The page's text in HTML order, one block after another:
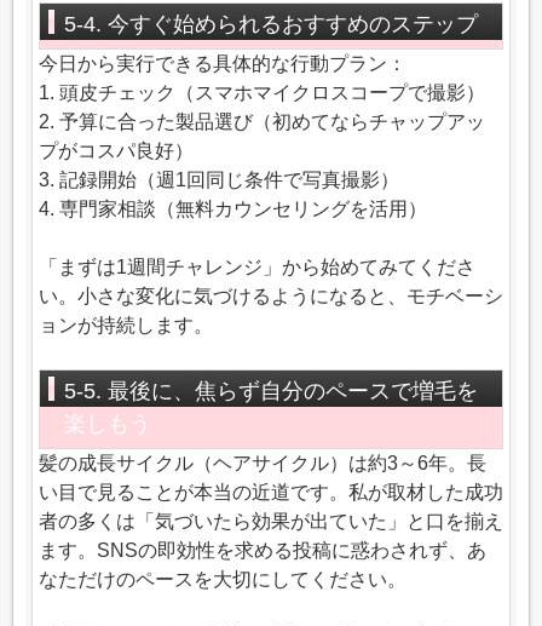
5-4. 今すぐ始められるおすすめのステップ
今日から実行できる具体的な行動プラン：
1. 頭皮チェック（スマホマイクロスコープで撮影）
2. 予算に合った製品選び（初めてならチャップアッ
プがコスパ良好）
3. 記録開始（週1回同じ条件で写真撮影）
4. 専門家相談（無料カウンセリングを活用）
「まずは1週間チャレンジ」から始めてみてくださ
い。小さな変化に気づけるようになると、モチベーシ
ョンが持続します。
5-5. 最後に、焦らず自分のペースで増毛を
楽しもう
髪の成長サイクル（ヘアサイクル）は約3～6年。長
い目で見ることが本当の近道です。私が取材した成功
者の多くは「気づいたら効果が出ていた」と口を揃え
ます。SNSの即効性を求める投稿に惑わされず、あ
なただけのペースを大切にしてください。